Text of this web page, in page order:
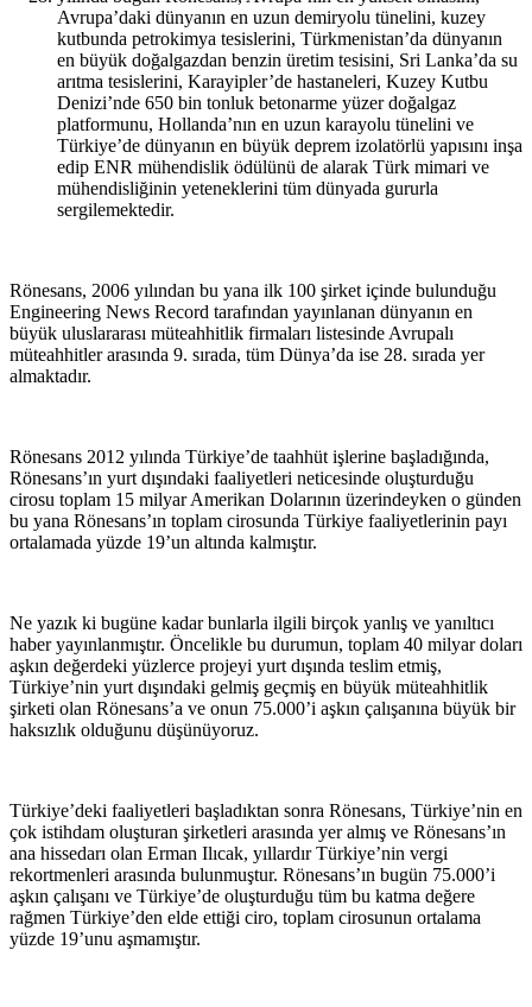
Avrupa’daki dünyanın en uzun demiryolu tünelini, kuzey
kutbunda petrokimya tesislerini, Türkmenistan’da dünyanın
en büyük doğalgazdan benzin üretim tesisini, Sri Lanka’da su
arıtma tesislerini, Karayipler’de hastaneleri, Kuzey Kutbu
Denizi’nde 650 bin tonluk betonarme yüzer doğalgaz
platformunu, Hollanda’nın en uzun karayolu tünelini ve
Türkiye’de dünyanın en büyük deprem izolatörlü yapısını inşa
edip ENR mühendislik ödülünü de alarak Türk mimari ve
mühendisliğinin yeteneklerini tüm dünyada gururla
sergilemektedir.
Rönesans, 2006 yılından bu yana ilk 100 şirket içinde bulunduğu
Engineering News Record tarafından yayınlanan dünyanın en
büyük uluslararası müteahhitlik firmaları listesinde Avrupalı
müteahhitler arasında 9. sırada, tüm Dünya’da ise 28. sırada yer
almaktadır.
Rönesans 2012 yılında Türkiye’de taahhüt işlerine başladığında,
Rönesans’ın yurt dışındaki faaliyetleri neticesinde oluşturduğu
cirosu toplam 15 milyar Amerikan Dolarının üzerindeyken o günden
bu yana Rönesans’ın toplam cirosunda Türkiye faaliyetlerinin payı
ortalamada yüzde 19’un altında kalmıştır.
Ne yazık ki bugüne kadar bunlarla ilgili birçok yanlış ve yanıltıcı
haber yayınlanmıştır. Öncelikle bu durumun, toplam 40 milyar doları
aşkın değerdeki yüzlerce projeyi yurt dışında teslim etmiş,
Türkiye’nin yurt dışındaki gelmiş geçmiş en büyük müteahhitlik
şirketi olan Rönesans’a ve onun 75.000’i aşkın çalışanına büyük bir
haksızlık olduğunu düşünüyoruz.
Türkiye’deki faaliyetleri başladıktan sonra Rönesans, Türkiye’nin en
çok istihdam oluşturan şirketleri arasında yer almış ve Rönesans’ın
ana hissedarı olan Erman Ilıcak, yıllardır Türkiye’nin vergi
rekortmenleri arasında bulunmuştur. Rönesans’ın bugün 75.000’i
aşkın çalışanı ve Türkiye’de oluşturduğu tüm bu katma değere
rağmen Türkiye’den elde ettiği ciro, toplam cirosunun ortalama
yüzde 19’unu aşmamıştır.